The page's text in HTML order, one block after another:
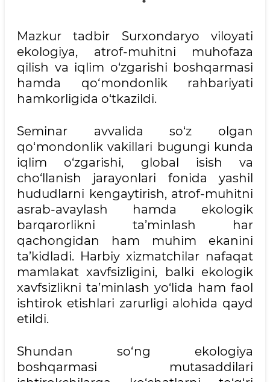
Mazkur tadbir Surxondaryo viloyati
ekologiya, atrof-muhitni muhofaza
qilish va iqlim o‘zgarishi boshqarmasi
hamda qo‘mondonlik rahbariyati
hamkorligida o‘tkazildi.
Seminar avvalida so‘z olgan
qo‘mondonlik vakillari bugungi kunda
iqlim o‘zgarishi, global isish va
cho‘llanish jarayonlari fonida yashil
hududlarni kengaytirish, atrof-muhitni
asrab-avaylash hamda ekologik
barqarorlikni ta’minlash har
qachongidan ham muhim ekanini
ta’kidladi. Harbiy xizmatchilar nafaqat
mamlakat xavfsizligini, balki ekologik
xavfsizlikni ta’minlash yo‘lida ham faol
ishtirok etishlari zarurligi alohida qayd
etildi.
Shundan so‘ng ekologiya
boshqarmasi mutasaddilari